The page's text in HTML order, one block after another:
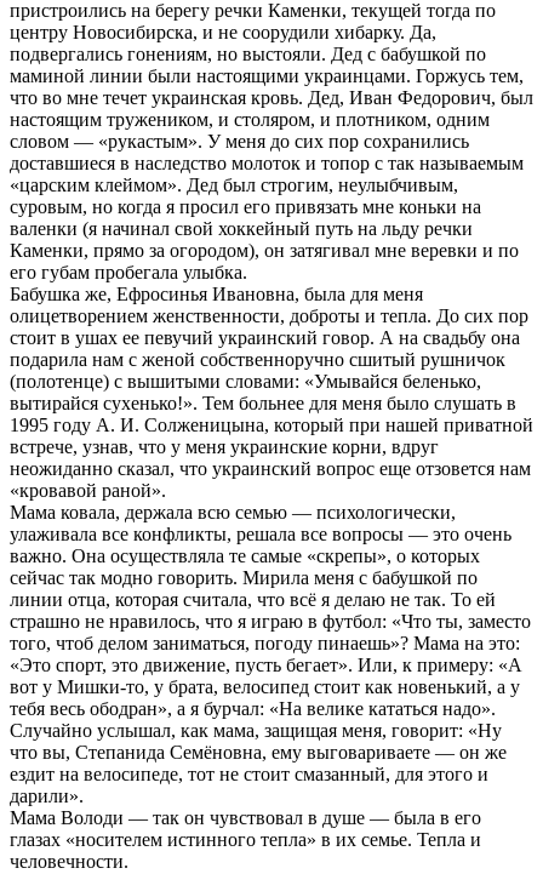
пристроились на берегу речки Каменки, текущей тогда по
центру Новосибирска, и не соорудили хибарку. Да,
подвергались гонениям, но выстояли. Дед с бабушкой по
маминой линии были настоящими украинцами. Горжусь тем,
что во мне течет украинская кровь. Дед, Иван Федорович, был
настоящим тружеником, и столяром, и плотником, одним
словом — «рукастым». У меня до сих пор сохранились
доставшиеся в наследство молоток и топор с так называемым
«царским клеймом». Дед был строгим, неулыбчивым,
суровым, но когда я просил его привязать мне коньки на
валенки (я начинал свой хоккейный путь на льду речки
Каменки, прямо за огородом), он затягивал мне веревки и по
его губам пробегала улыбка.
Бабушка же, Ефросинья Ивановна, была для меня
олицетворением женственности, доброты и тепла. До сих пор
стоит в ушах ее певучий украинский говор. А на свадьбу она
подарила нам с женой собственноручно сшитый рушничок
(полотенце) с вышитыми словами: «Умывайся беленько,
вытирайся сухенько!». Тем больнее для меня было слушать в
1995 году А. И. Солженицына, который при нашей приватной
встрече, узнав, что у меня украинские корни, вдруг
неожиданно сказал, что украинский вопрос еще отзовется нам
«кровавой раной».
Мама ковала, держала всю семью — психологически,
улаживала все конфликты, решала все вопросы — это очень
важно. Она осуществляла те самые «скрепы», о которых
сейчас так модно говорить. Мирила меня с бабушкой по
линии отца, которая считала, что всё я делаю не так. То ей
страшно не нравилось, что я играю в футбол: «Что ты, заместо
того, чтоб делом заниматься, погоду пинаешь»? Мама на это:
«Это спорт, это движение, пусть бегает». Или, к примеру: «А
вот у Мишки-то, у брата, велосипед стоит как новенький, а у
тебя весь ободран», а я бурчал: «На велике кататься надо».
Случайно услышал, как мама, защищая меня, говорит: «Ну
что вы, Степанида Семёновна, ему выговариваете — он же
ездит на велосипеде, тот не стоит смазанный, для этого и
дарили».
Мама Володи — так он чувствовал в душе — была в его
глазах «носителем истинного тепла» в их семье. Тепла и
человечности.